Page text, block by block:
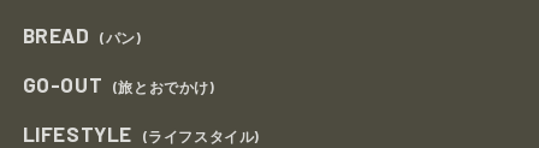
BREAD (パン)
GO-OUT (旅とおでかけ)
LIFESTYLE (ライフスタイル)